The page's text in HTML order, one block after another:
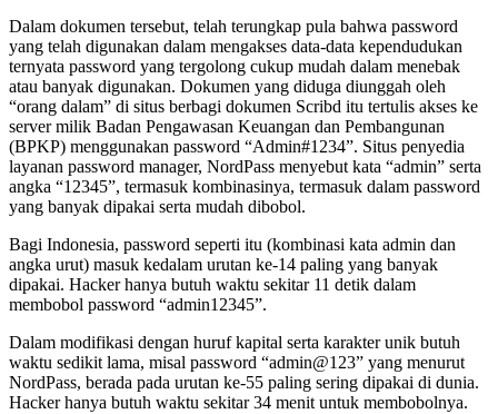
Dalam dokumen tersebut, telah terungkap pula bahwa password
yang telah digunakan dalam mengakses data-data kependudukan
ternyata password yang tergolong cukup mudah dalam menebak
atau banyak digunakan. Dokumen yang diduga diunggah oleh
“orang dalam” di situs berbagi dokumen Scribd itu tertulis akses ke
server milik Badan Pengawasan Keuangan dan Pembangunan
(BPKP) menggunakan password “Admin#1234”. Situs penyedia
layanan password manager, NordPass menyebut kata “admin” serta
angka “12345”, termasuk kombinasinya, termasuk dalam password
yang banyak dipakai serta mudah dibobol.
Bagi Indonesia, password seperti itu (kombinasi kata admin dan
angka urut) masuk kedalam urutan ke-14 paling yang banyak
dipakai. Hacker hanya butuh waktu sekitar 11 detik dalam
membobol password “admin12345”.
Dalam modifikasi dengan huruf kapital serta karakter unik butuh
waktu sedikit lama, misal password “admin@123” yang menurut
NordPass, berada pada urutan ke-55 paling sering dipakai di dunia.
Hacker hanya butuh waktu sekitar 34 menit untuk membobolnya.